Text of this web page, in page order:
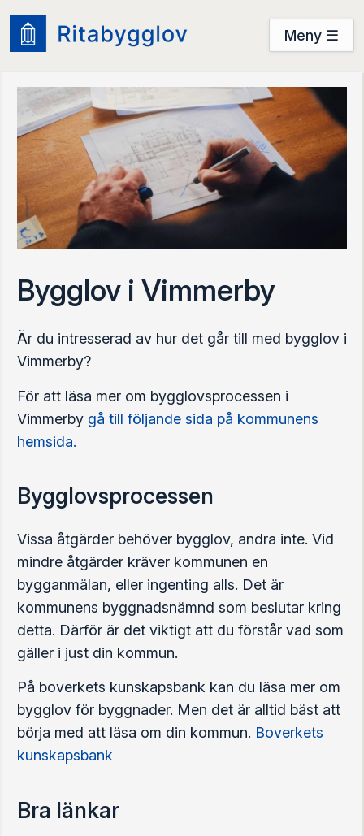
Meny ☰
Startsidan
Prova nu
Prova nu
Bygglov i Vimmerby
Är du intresserad av hur det går till med bygglov i
Vimmerby?
För att läsa mer om bygglovsprocessen i
Vimmerby gå till följande sida på kommunens
hemsida.
Bygglovsprocessen
Vissa åtgärder behöver bygglov, andra inte. Vid
mindre åtgärder kräver kommunen en
bygganmälan, eller ingenting alls. Det är
kommunens byggnadsnämnd som beslutar kring
detta. Därför är det viktigt att du förstår vad som
gäller i just din kommun.
På boverkets kunskapsbank kan du läsa mer om
bygglov för byggnader. Men det är alltid bäst att
börja med att läsa om din kommun. Boverkets
kunskapsbank
Bra länkar